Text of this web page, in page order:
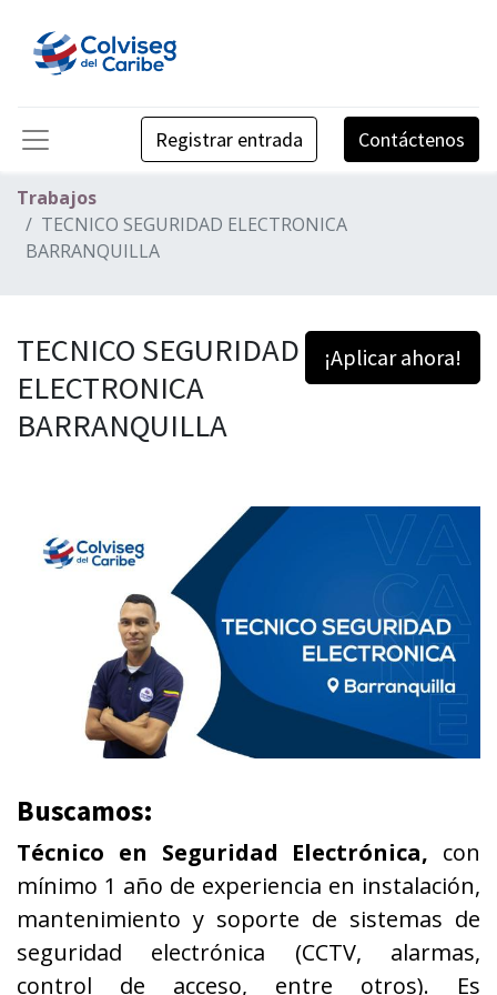
Registrar entrada Contáctenos
Trabajos
TECNICO SEGURIDAD ELECTRONICA
BARRANQUILLA
¡Aplicar ahora!
TECNICO SEGURIDAD
ELECTRONICA
BARRANQUILLA
Buscamos:
Técnico en Seguridad Electrónica, con
mínimo 1 año de experiencia en instalación,
mantenimiento y soporte de sistemas de
seguridad electrónica (CCTV, alarmas,
control de acceso, entre otros). Es